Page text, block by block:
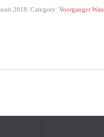
2018. Category: Voorganger Wan